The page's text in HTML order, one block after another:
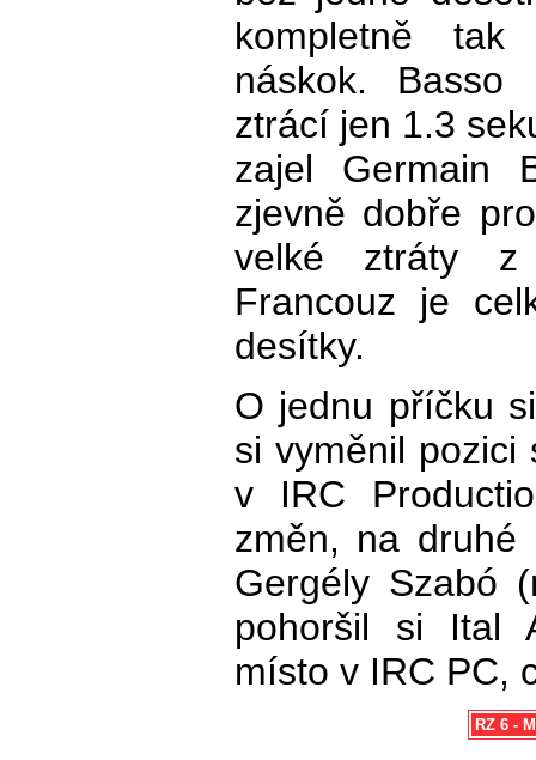
kompletně tak
náskok.
ztrácí jen 1.3
zajel Germain
zjevně dobře
velké ztráty z
Francouz je
desítky.
O jednu příčku
si vyměnil pozici
v IRC
změn, na druhé
Gergély Szabó
pohoršil si Ital
místo v IRC PC,
RZ 6 -